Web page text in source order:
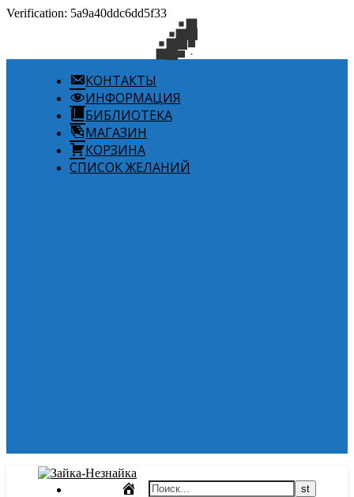
Verification: 5a9a40ddc6dd5f33
КОНТАКТЫ
ИНФОРМАЦИЯ
БИБЛИОТЕКА
МАГАЗИН
КОРЗИНА
СПИСОК ЖЕЛАНИЙ